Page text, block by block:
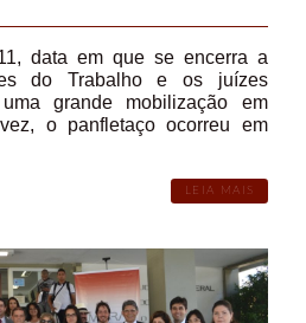
data em que se encerra a
do Trabalho e os juízes
grande mobilização em
o panfletaço ocorreu em
LEIA MAIS